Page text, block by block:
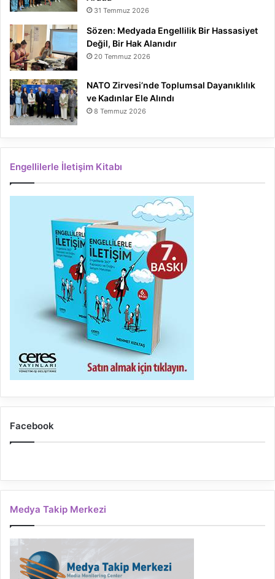
31 Temmuz 2026
Sözen: Medyada Engellilik Bir Hassasiyet
Değil, Bir Hak Alanıdır
20 Temmuz 2026
NATO Zirvesi’nde Toplumsal Dayanıklılık
ve Kadınlar Ele Alındı
8 Temmuz 2026
Engellilerle İletişim Kitabı
Facebook
Medya Takip Merkezi